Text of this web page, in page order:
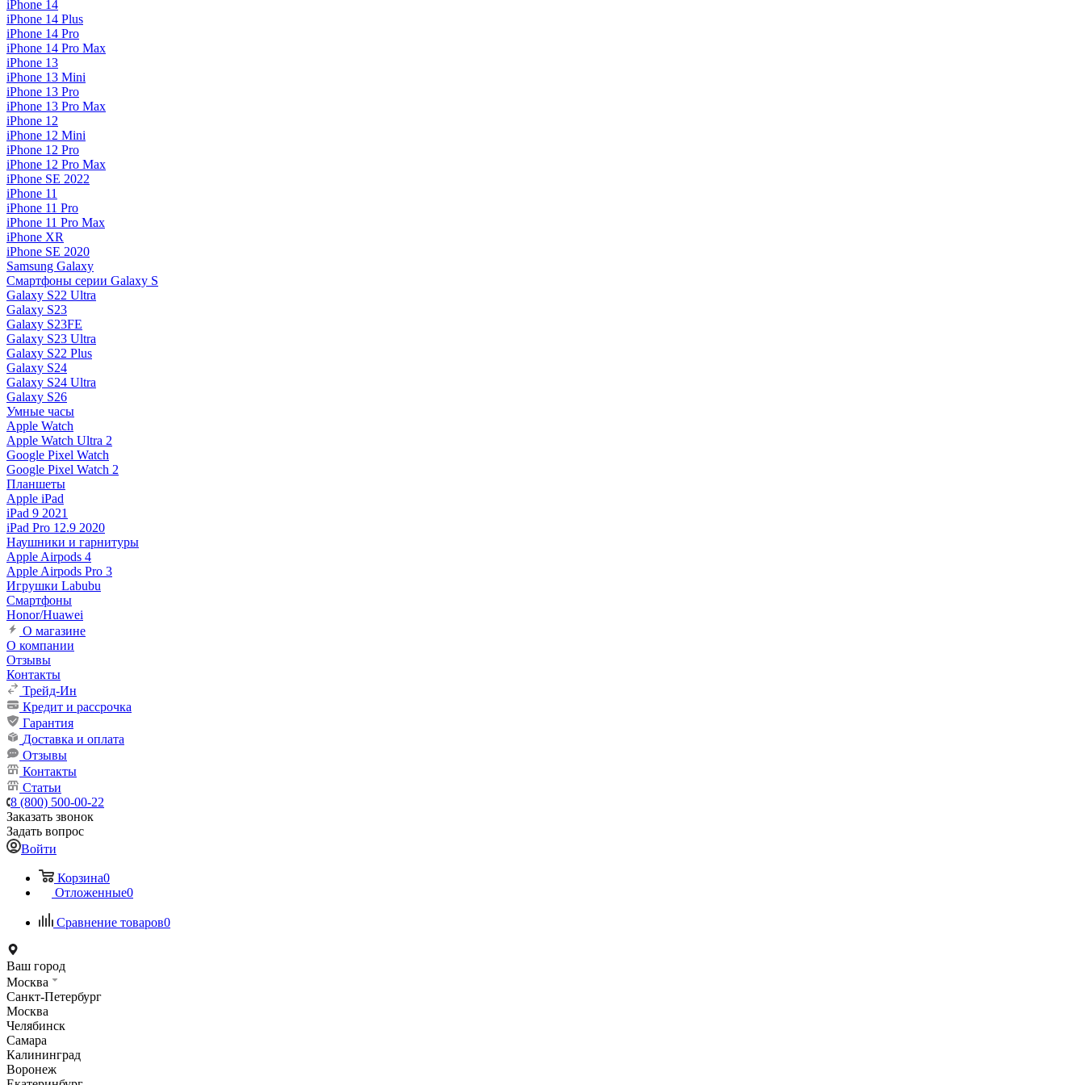
iPhone 14
iPhone 14 Plus
iPhone 14 Pro
iPhone 14 Pro Max
iPhone 13
iPhone 13 Mini
iPhone 13 Pro
iPhone 13 Pro Max
iPhone 12
iPhone 12 Mini
iPhone 12 Pro
iPhone 12 Pro Max
iPhone SE 2022
iPhone 11
iPhone 11 Pro
iPhone 11 Pro Max
iPhone XR
iPhone SE 2020
Samsung Galaxy
Смартфоны серии Galaxy S
Galaxy S22 Ultra
Galaxy S23
Galaxy S23FE
Galaxy S23 Ultra
Galaxy S22 Plus
Galaxy S24
Galaxy S24 Ultra
Galaxy S26
Умные часы
Apple Watch
Apple Watch Ultra 2
Google Pixel Watch
Google Pixel Watch 2
Планшеты
Apple iPad
iPad 9 2021
iPad Pro 12.9 2020
Наушники и гарнитуры
Apple Airpods 4
Apple Airpods Pro 3
Игрушки Labubu
Смартфоны
Honor/Huawei
О магазине
О компании
Отзывы
Контакты
Трейд-Ин
Кредит и рассрочка
Гарантия
Доставка и оплата
Отзывы
Контакты
Статьи
8 (800) 500-00-22
Заказать звонок
Задать вопрос
Войти
Корзина0
Отложенные0
Сравнение товаров0
Ваш город
Москва
Санкт-Петербург
Москва
Челябинск
Самара
Калининград
Воронеж